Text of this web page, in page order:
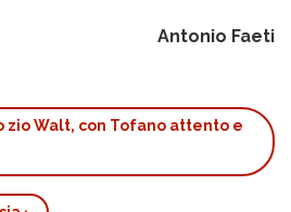
Antonio Faeti
zio Walt, con Tofano attento e